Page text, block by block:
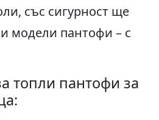
със сигурност ще
модели пантофи – с
топли пантофи за